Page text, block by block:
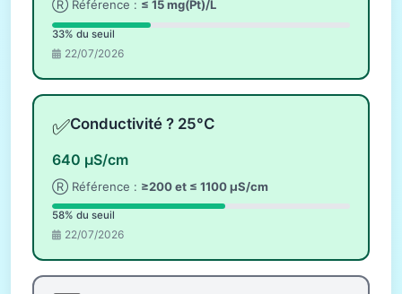
Ⓡ Référence : ≤ 15 mg(Pt)/L
33% du seuil
22/07/2026
✅Conductivité ? 25°C
640 µS/cm
Ⓡ Référence : ≥200 et ≤ 1100 µS/cm
58% du seuil
22/07/2026